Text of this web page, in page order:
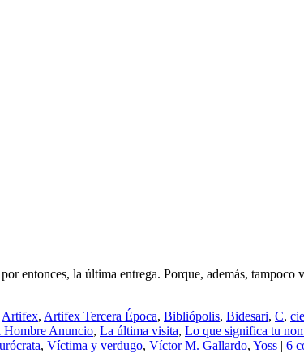
entonces, la última entrega. Porque, además,
Artifex, Artifex Tercera Época, Bibliópolis, Bidesari, C,
Hombre Anuncio, La última visita, Lo que significa tu
, Víctima y verdugo, Víctor M. Gallardo, Yoss | 6